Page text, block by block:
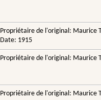
Propriétaire de l'original: Maurice
Date: 1915
Propriétaire de l'original: Maurice
Propriétaire de l'original: Maurice